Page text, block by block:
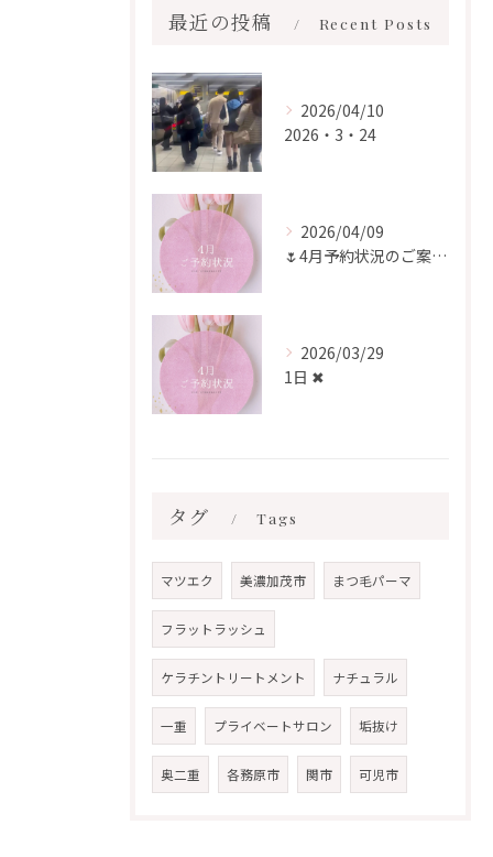
最近の投稿 Recent Posts
2026/04/10
2026・3・24
2026/04/09
🌷4月予約状況のご案内🌷
2026/03/29
1日 ✖︎
タグ Tags
マツエク 美濃加茂市 まつ毛パーマ
フラットラッシュ
ケラチントリートメント ナチュラル
一重 プライベートサロン 垢抜け
奥二重 各務原市 関市 可児市